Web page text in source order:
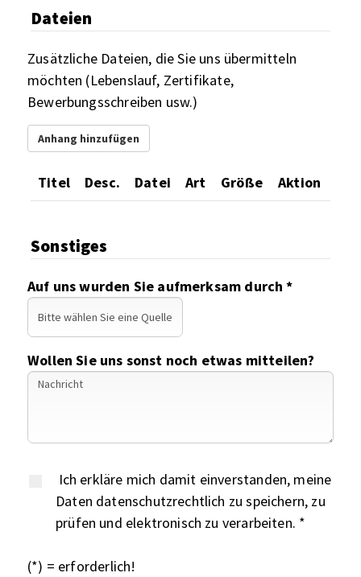
Dateien
Zusätzliche Dateien, die Sie uns übermitteln
möchten (Lebenslauf, Zertifikate,
Bewerbungsschreiben usw.)
Anhang hinzufügen
Titel Desc. Datei Art Größe Aktion
Sonstiges
Auf uns wurden Sie aufmerksam durch *
Wollen Sie uns sonst noch etwas mitteilen?
Ich erkläre mich damit einverstanden, meine
Daten datenschutzrechtlich zu speichern, zu
prüfen und elektronisch zu verarbeiten. *
(*) = erforderlich!